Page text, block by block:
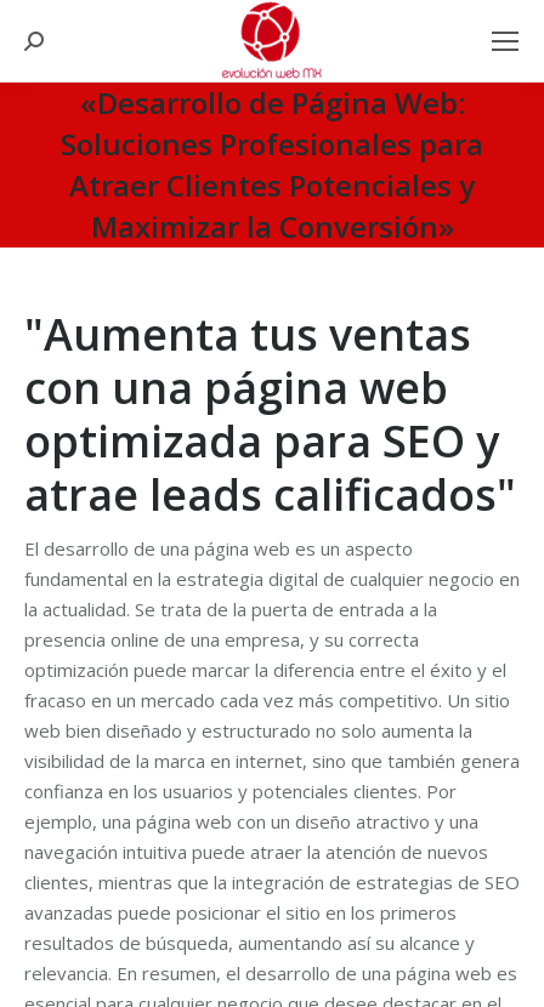
Search:
«Desarrollo de Página Web:
Soluciones Profesionales para
Atraer Clientes Potenciales y
Maximizar la Conversión»
"Aumenta tus ventas
con una página web
optimizada para SEO y
atrae leads calificados"
El desarrollo de una página web es un aspecto
fundamental en la estrategia digital de cualquier negocio en
la actualidad. Se trata de la puerta de entrada a la
presencia online de una empresa, y su correcta
optimización puede marcar la diferencia entre el éxito y el
fracaso en un mercado cada vez más competitivo. Un sitio
web bien diseñado y estructurado no solo aumenta la
visibilidad de la marca en internet, sino que también genera
confianza en los usuarios y potenciales clientes. Por
ejemplo, una página web con un diseño atractivo y una
navegación intuitiva puede atraer la atención de nuevos
clientes, mientras que la integración de estrategias de SEO
avanzadas puede posicionar el sitio en los primeros
resultados de búsqueda, aumentando así su alcance y
relevancia. En resumen, el desarrollo de una página web es